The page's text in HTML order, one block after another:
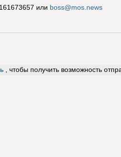
или boss@mos.news
, чтобы получить возможность